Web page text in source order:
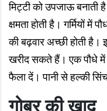
मिट्टी को उपजाऊ बनाती
क्षमता होती है। गर्मियों में
की बढ़वार अच्छी होती
खरीद सकते हैं। एक पौधे
फैला दें। पानी से हल्की